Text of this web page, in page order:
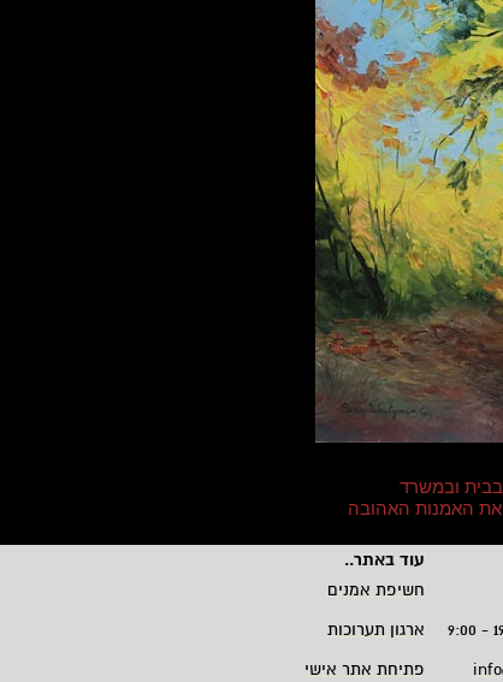
ובמשרד
את האמנות האהובה
עוד באתר..
חשיפת אמנים
ארגון תערוכות
פתיחת אתר אישי